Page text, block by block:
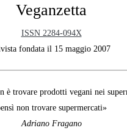
Veganzetta
ISSN 2284-094X
fondata il 15 maggio 2007
è trovare prodotti vegani nei
non trovare supermercati»
Adriano Fragano